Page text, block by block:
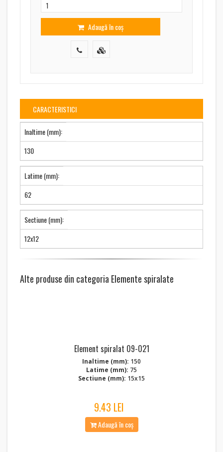
Adaugă în coș
CARACTERISTICI
Inaltime (mm):
130
Latime (mm):
62
Sectiune (mm):
12x12
Alte produse din categoria Elemente spiralate
Element spiralat 09-021
Inaltime (mm): 150
Latime (mm): 75
Sectiune (mm): 15x15
9.43 LEI
Adaugă în coș